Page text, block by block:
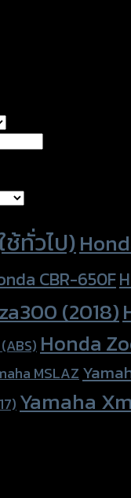
ทั่วไป)
CBR-650F
(2018)
Honda
MSLAZ
Yamaha